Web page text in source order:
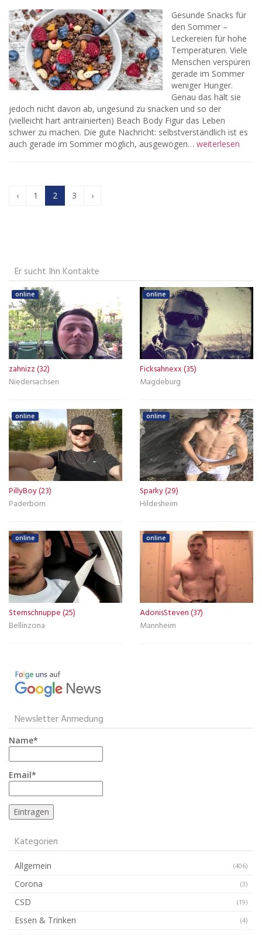
Gesunde Snacks für
den Sommer –
Leckereien für hohe
Temperaturen. Viele
Menschen verspüren
gerade im Sommer
weniger Hunger.
Genau das hält sie
jedoch nicht davon ab, ungesund zu snacken und so der
(vielleicht hart antrainierten) Beach Body Figur das Leben
schwer zu machen. Die gute Nachricht: selbstverständlich ist es
auch gerade im Sommer möglich, ausgewogen… weiterlesen
‹ 1 2 3 ›
Er sucht Ihn Kontakte
online
zahnizz (32)
Niedersachsen
online
Ficksahnexx (35)
Magdeburg
online
PillyBoy (23)
Paderborn
online
Sparky (29)
Hildesheim
online
Sternschnuppe (25)
Bellinzona
online
AdonisSteven (37)
Mannheim
Newsletter Anmedung
Name*
Email*
Kategorien
Allgemein (406)
Corona (3)
CSD (19)
Essen & Trinken (4)